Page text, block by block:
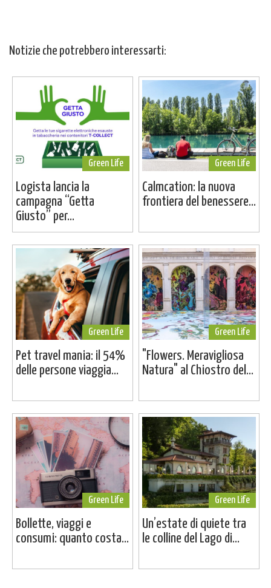
Notizie che potrebbero interessarti:
Green Life
Logista lancia la
campagna “Getta
Giusto” per...
Green Life
Calmcation: la nuova
frontiera del benessere...
Green Life
Pet travel mania: il 54%
delle persone viaggia...
Green Life
"Flowers. Meravigliosa
Natura" al Chiostro del...
Green Life
Bollette, viaggi e
consumi: quanto costa...
Green Life
Un’estate di quiete tra
le colline del Lago di...